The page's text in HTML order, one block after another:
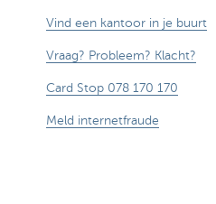
Vind een kantoor in je buurt
Vraag? Probleem? Klacht?
Card Stop 078 170 170
Meld internetfraude